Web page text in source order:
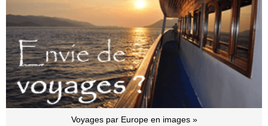
Voyages par Europe en images »